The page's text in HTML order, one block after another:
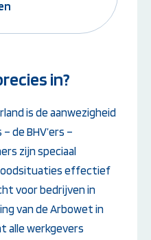
Overige
welke cursus jij
in?
is de aanwezigheid
de BHV’ers –
zijn speciaal
effectief
voor bedrijven in
van de Arbowet in
alle werkgevers